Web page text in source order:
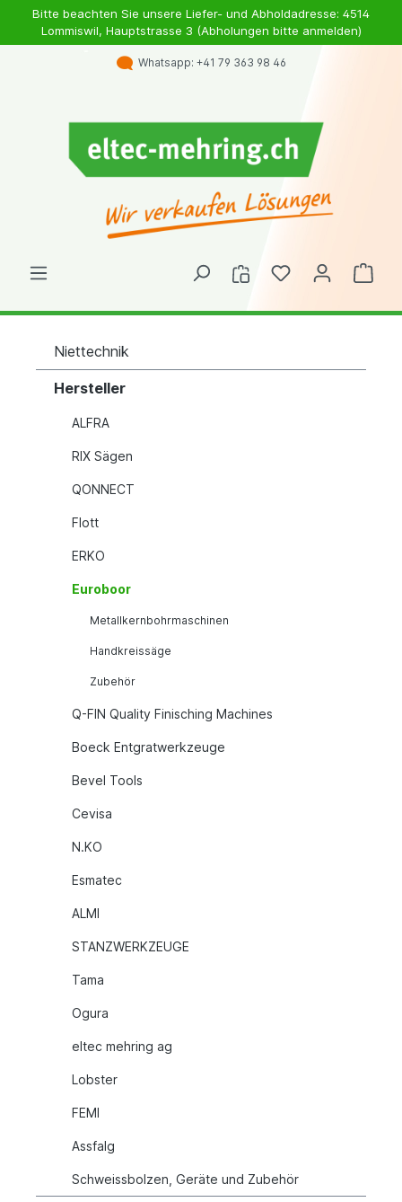
Bitte beachten Sie unsere Liefer- und Abholdadresse: 4514
Lommiswil, Hauptstrasse 3 (Abholungen bitte anmelden)
Whatsapp: +41 79 363 98 46
Niettechnik
Hersteller
ALFRA
RIX Sägen
QONNECT
Flott
ERKO
Euroboor
Metallkernbohrmaschinen
Handkreissäge
Zubehör
Q-FIN Quality Finisching Machines
Boeck Entgratwerkzeuge
Bevel Tools
Cevisa
N.KO
Esmatec
ALMI
STANZWERKZEUGE
Tama
Ogura
eltec mehring ag
Lobster
FEMI
Assfalg
Schweissbolzen, Geräte und Zubehör